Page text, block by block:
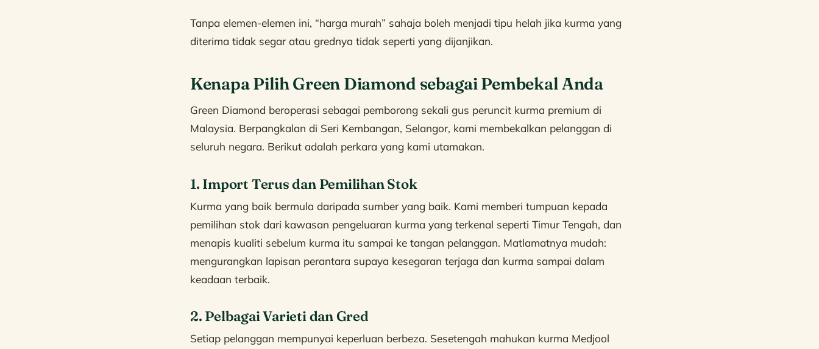
Tanpa elemen-elemen ini, “harga murah” sahaja boleh menjadi tipu helah jika kurma yang
diterima tidak segar atau grednya tidak seperti yang dijanjikan.
Kenapa Pilih Green Diamond sebagai Pembekal Anda
Green Diamond beroperasi sebagai pemborong sekali gus peruncit kurma premium di
Malaysia. Berpangkalan di Seri Kembangan, Selangor, kami membekalkan pelanggan di
seluruh negara. Berikut adalah perkara yang kami utamakan.
1. Import Terus dan Pemilihan Stok
Kurma yang baik bermula daripada sumber yang baik. Kami memberi tumpuan kepada
pemilihan stok dari kawasan pengeluaran kurma yang terkenal seperti Timur Tengah, dan
menapis kualiti sebelum kurma itu sampai ke tangan pelanggan. Matlamatnya mudah:
mengurangkan lapisan perantara supaya kesegaran terjaga dan kurma sampai dalam
keadaan terbaik.
2. Pelbagai Varieti dan Gred
Setiap pelanggan mempunyai keperluan berbeza. Sesetengah mahukan kurma Medjool